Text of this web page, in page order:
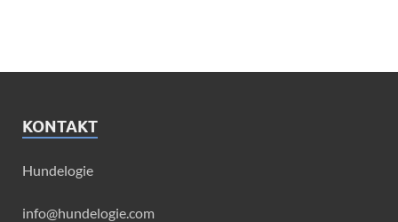
KONTAKT
Hundelogie
info@hundelogie.com